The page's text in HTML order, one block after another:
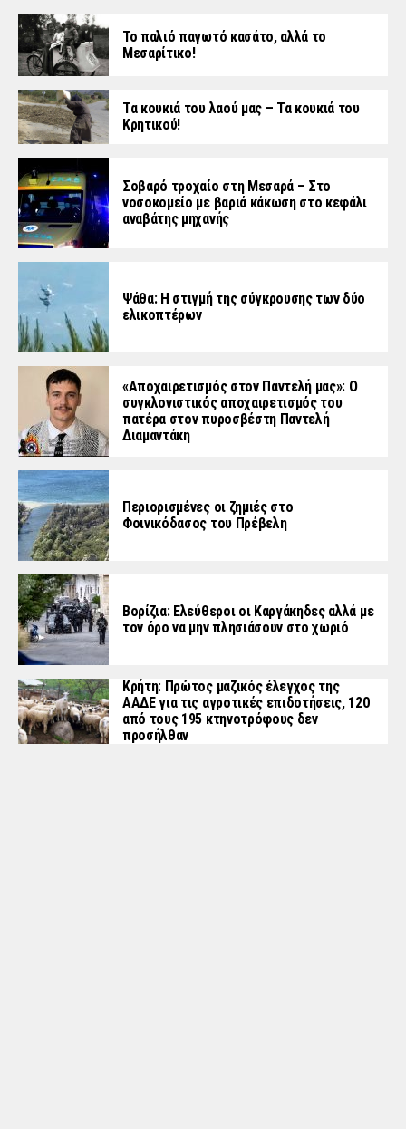
Το παλιό παγωτό κασάτο, αλλά το
Μεσαρίτικο!
Τα κουκιά του λαού μας – Τα κουκιά του
Κρητικού!
Σοβαρό τροχαίο στη Μεσαρά – Στο
νοσοκομείο με βαριά κάκωση στο κεφάλι
αναβάτης μηχανής
Ψάθα: Η στιγμή της σύγκρουσης των δύο
ελικοπτέρων
«Aποχαιρετισμός στον Παντελή μας»: Ο
συγκλονιστικός αποχαιρετισμός του
πατέρα στον πυροσβέστη Παντελή
Διαμαντάκη
Περιορισμένες οι ζημιές στο
Φοινικόδασος του Πρέβελη
Βορίζια: Ελεύθεροι οι Καργάκηδες αλλά με
τον όρο να μην πλησιάσουν στο χωριό
Κρήτη: Πρώτος μαζικός έλεγχος της
ΑΑΔΕ για τις αγροτικές επιδοτήσεις, 120
από τους 195 κτηνοτρόφους δεν
προσήλθαν